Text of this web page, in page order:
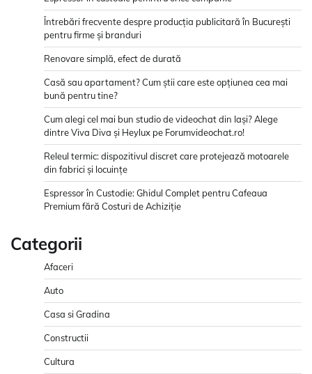
Întrebări frecvente despre producția publicitară în București
pentru firme și branduri
Renovare simplă, efect de durată
Casă sau apartament? Cum știi care este opțiunea cea mai
bună pentru tine?
Cum alegi cel mai bun studio de videochat din Iași? Alege
dintre Viva Diva și Heylux pe Forumvideochat.ro!
Releul termic: dispozitivul discret care protejează motoarele
din fabrici și locuințe
Espressor în Custodie: Ghidul Complet pentru Cafeaua
Premium fără Costuri de Achiziție
Categorii
Afaceri
Auto
Casa si Gradina
Constructii
Cultura